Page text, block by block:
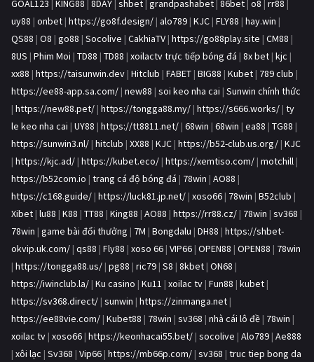
GOAL123 | KING88 | 8DAY | shbet | grandpashabet | 86bet | o8 | rr88 |
uy88 | onbet | https://go8f.design/ | alo789 | KJC | FLY88 | hay.win |
QS88 | O8 | go88 | Socolive | CakhiaTV | https://go88play.site | CM88 |
8US | Phim Moi | TD88 | TD88 | xoilactv trực tiếp bóng đá | 8x bet | kjc |
xx88 | https://taisunwin.dev | Hitclub | FABET | BIG88 | Kubet | 789 club |
https://ee88-app.sa.com/ | new88 | soi keo nha cai | Sunwin chính thức
| https://new88.pet/ | https://tongga88.my/ | https://s666.works/ | ty
le keo nha cai | UY88 | https://tt8811.net/ | 68win | 68win | ea88 | TG88 |
https://sunwin3.nl/ | hitclub | XX88 | KJC | https://b52-club.us.org/ | KJC
| https://kjc.ad/ | https://kubet.eco/ | https://xemtiso.com/ | motchill |
https://b52com.io | trang cá độ bóng đá | 78win | AO88 |
https://c168.guide/ | https://luck81.jp.net/ | xoso66 | 78win | B52club |
Xibet | lu88 | K88 | TT88 | King88 | AO88 | https://rr88.cz/ | 78win | sv368 |
78win | game bài đổi thưởng | 7M | Bongdalu | DH88 | https://shbet-
okvip.uk.com/ | qs88 | Fly88 | xoso 66 | VIP66 | OPEN88 | OPEN88 | 78win
| https://tongga88.us/ | pg88 | ric79 | S8 | 8kbet | ON68 |
https://iwinclub.la/ | Ku casino | Ku11 | xoilac tv | Fun88 | kubet |
https://sv368.direct/ | sunwin | https://zinmanga.net |
https://ee88vie.com/ | Kubet88 | 78win | sv368 | nhà cái lô đề | 78win |
xoilac tv | xoso66 | https://keonhacai55.bet/ | socolive | Alo789 | Ae888
| xôi lạc | Sv368 | Vip66 | https://mb66p.com/ | sv368 | truc tiep bong da